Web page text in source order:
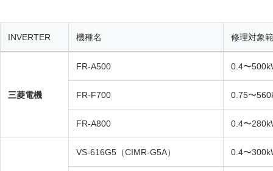
INVERTER 機種名 修理対象
三菱電機
FR-A500 0.4〜
FR-F700 0.75〜
FR-A800 0.4〜
VS-616G5（CIMR-G5A） 0.4〜